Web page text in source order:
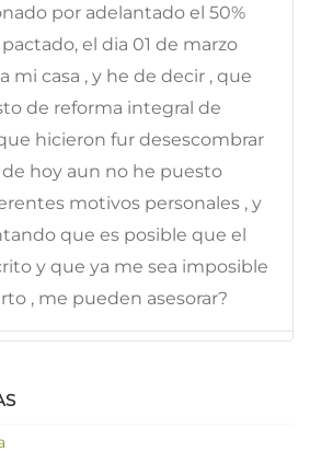
por adelantado el 50%
el dia 01 de marzo
mi casa , y he de decir , que
de reforma integral de
hicieron fur desescombrar
de hoy aun no he puesto
motivos personales , y
que es posible que el
y que ya me sea imposible
, me pueden asesorar?